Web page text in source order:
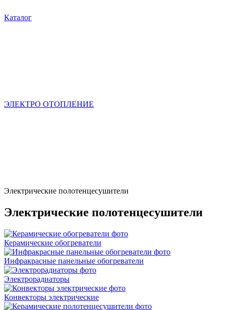
Каталог
ЭЛЕКТРО ОТОПЛЕНИЕ
Электрические полотенцесушители
Электрические полотенцесушители
Керамические обогреватели
Инфракрасные панельные обогреватели
Электрорадиаторы
Конвекторы электрические